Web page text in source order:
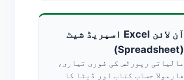
آن لائن Excel اسپریڈ شیٹ
(Spreadsheet)
مالیاتی رپورٹس کی فوری تیاری،
فارمولا حساب کتاب اور ڈیٹا کا